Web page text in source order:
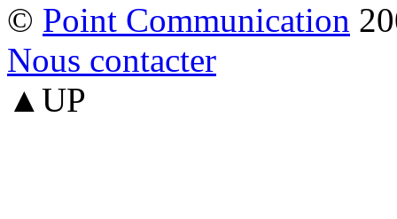
© Point Communication
Nous contacter
▲UP